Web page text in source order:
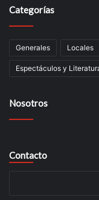
Categorías
Generales Locales
Espectáculos y
Nosotros
Contacto